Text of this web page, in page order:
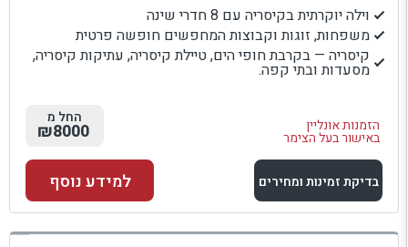
וילה יוקרתית בקיסריה עם 8 חדרי שינה
משפחות, זוגות וקבוצות המחפשים חופשה פרטית
קיסריה — בקרבת חופי הים, טיילת קיסריה, עתיקות קיסריה,
מסעדות ובתי קפה.
הזמנות אונליין
באישור בעל הצימר
החל מ
₪8000
בדיקת זמינות ומחירים
למתחם זה
למידע נוסף